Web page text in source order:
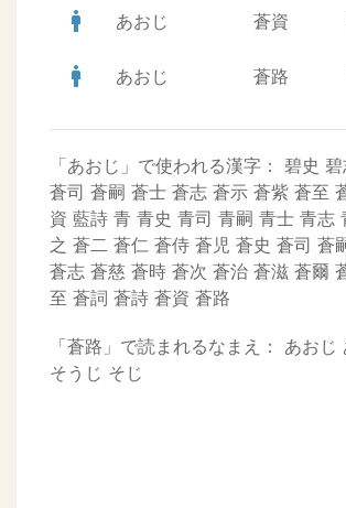
man あおじ 蒼資
man あおじ 蒼路
「あおじ」で使われる漢字： 碧史
蒼司 蒼嗣 蒼士 蒼志 蒼示 蒼紫 蒼至
資 藍詩 青 青史 青司 青嗣 青士 青志
之 蒼二 蒼仁 蒼侍 蒼児 蒼史 蒼司 蒼
蒼志 蒼慈 蒼時 蒼次 蒼治 蒼滋 蒼爾
至 蒼詞 蒼詩 蒼資 蒼路
「蒼路」で読まれるなまえ： あおじ
そうじ そじ